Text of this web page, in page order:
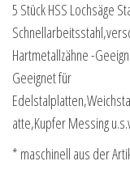
5 Stück HSS Lochsäge
Hartmetallzähne -
Geeignet für
atte,Kupfer Messing
* maschinell aus der